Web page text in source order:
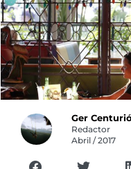
Ger
Redactor
Abril / 2017